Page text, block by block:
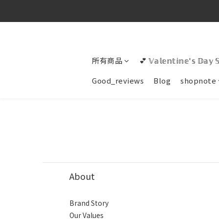
所有商品 💕 𝕍𝕒𝕝𝕖𝕟𝕥𝕚𝕟𝕖'𝕤 𝔻𝕒𝕪
Good_reviews
Blog shopnote
About
Brand Story
Our Values